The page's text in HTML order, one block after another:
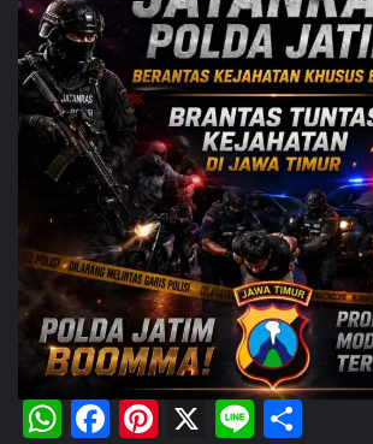
WhatsApp
Facebook
Pinterest
X Line